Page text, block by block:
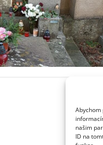
Abychom
našim
ID na